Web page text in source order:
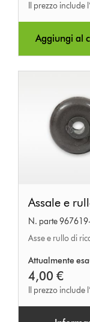
Il prezzo include
Aggiungi al
e
rullo
Assale e
N. parte
Asse e rullo di
Attualmente
4,00 €
Il prezzo include